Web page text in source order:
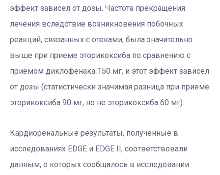
эффект зависел от дозы. Частота прекращения
лечения вследствие возникновения побочных
реакций, связанных с отеками, была значительно
выше при приеме эторикоксиба по сравнению с
приемом диклофенака 150 мг, и этот эффект зависел
от дозы (статистически значимая разница при приеме
эторикоксиба 90 мг, но не эторикоксиба 60 мг).
Кардиоренальные результаты, полученные в
исследованиях EDGE и EDGE II, соответствовали
данным, о которых сообщалось в исследовании